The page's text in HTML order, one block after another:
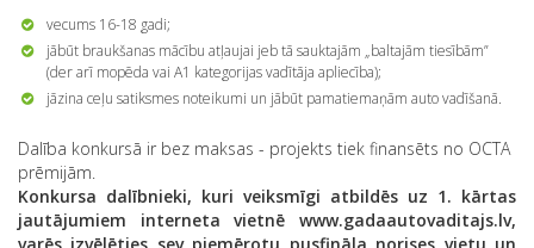
vecums 16-18 gadi;
jābūt braukšanas mācību atļaujai jeb tā sauktajām „baltajām tiesībām”
(der arī mopēda vai A1 kategorijas vadītāja apliecība);
jāzina ceļu satiksmes noteikumi un jābūt pamatiemaņām auto vadīšanā.
Dalība konkursā ir bez maksas - projekts tiek finansēts no OCTA
prēmijām.
Konkursa dalībnieki, kuri veiksmīgi atbildēs uz 1. kārtas
jautājumiem interneta vietnē www.gadaautovaditajs.lv,